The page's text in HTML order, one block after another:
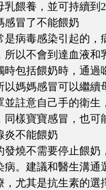
餵養，並可持續到2
感冒了不能餵奶
是病毒感染引起的，
所以不會到達血液和
時包括餵奶時，通過
以媽媽感冒可以繼續
並註意自己手的衛生
樣寶寶感冒，也可
炎不能餵奶
發燒不需要停止餵奶
病。建議和醫生溝通
，尤其是抗生素的選